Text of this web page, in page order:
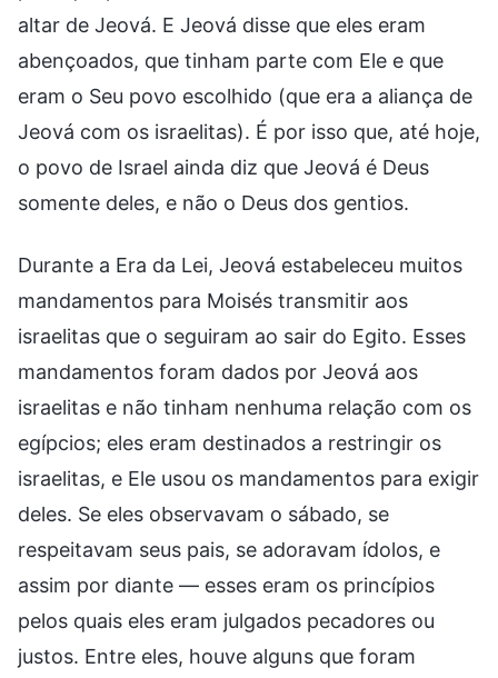
altar de Jeová. E Jeová disse que eles eram
abençoados, que tinham parte com Ele e que
eram o Seu povo escolhido (que era a aliança de
Jeová com os israelitas). É por isso que, até hoje,
o povo de Israel ainda diz que Jeová é Deus
somente deles, e não o Deus dos gentios.
Durante a Era da Lei, Jeová estabeleceu muitos
mandamentos para Moisés transmitir aos
israelitas que o seguiram ao sair do Egito. Esses
mandamentos foram dados por Jeová aos
israelitas e não tinham nenhuma relação com os
egípcios; eles eram destinados a restringir os
israelitas, e Ele usou os mandamentos para exigir
deles. Se eles observavam o sábado, se
respeitavam seus pais, se adoravam ídolos, e
assim por diante — esses eram os princípios
pelos quais eles eram julgados pecadores ou
justos. Entre eles, houve alguns que foram